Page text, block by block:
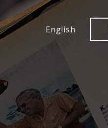
English